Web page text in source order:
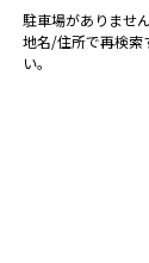
駐車場がありません
地名/住所で再検索
い。